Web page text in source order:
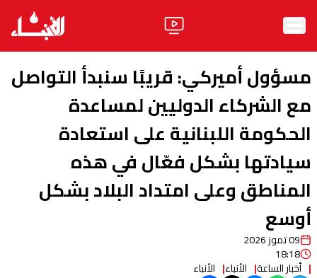
الرئيسية
الأخبار
آراء
فيديو
مواقف
وليد جنبلاطالحزب
ابحث
مسؤول أميركي: قريبًا سنبدأ التواصل
مع الشركاء الدوليين لمساعدة
الحكومة اللبنانية على استعادة
سيادتها بشكل فعّال في هذه
المناطق وعلى امتداد البلاد بشكل
أوسع
09 تموز 2026
18:18
أخبار الساعة الأنباء الأنباء